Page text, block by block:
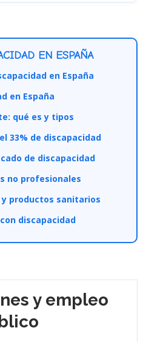
EN ESPAÑA
en España
en España
qué es y tipos
33% de discapacidad
de discapacidad
no profesionales
y productos sanitarios
discapacidad
y empleo